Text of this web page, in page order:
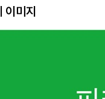
간 릴레이 경주, 어떻
이미지